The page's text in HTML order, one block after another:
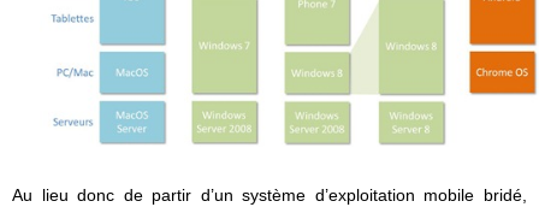
Au lieu donc de partir d’un système d’exploitation mobile bridé,